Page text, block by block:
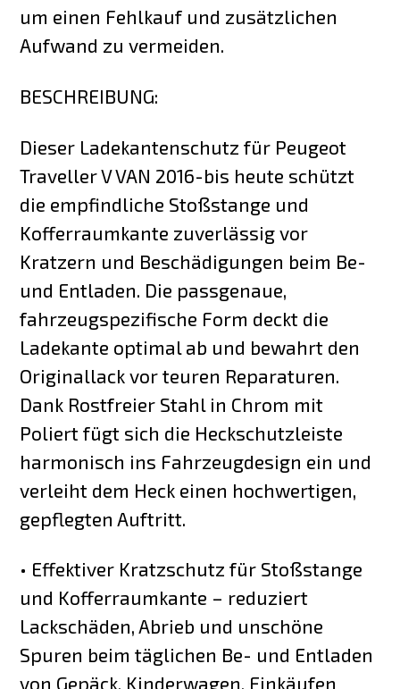
um einen Fehlkauf und zusätzlichen
Aufwand zu vermeiden.
BESCHREIBUNG:
Dieser Ladekantenschutz für Peugeot
Traveller V VAN 2016-bis heute schützt
die empfindliche Stoßstange und
Kofferraumkante zuverlässig vor
Kratzern und Beschädigungen beim Be-
und Entladen. Die passgenaue,
fahrzeugspezifische Form deckt die
Ladekante optimal ab und bewahrt den
Originallack vor teuren Reparaturen.
Dank Rostfreier Stahl in Chrom mit
Poliert fügt sich die Heckschutzleiste
harmonisch ins Fahrzeugdesign ein und
verleiht dem Heck einen hochwertigen,
gepflegten Auftritt.
• Effektiver Kratzschutz für Stoßstange
und Kofferraumkante – reduziert
Lackschäden, Abrieb und unschöne
Spuren beim täglichen Be- und Entladen
von Gepäck, Kinderwagen, Einkäufen